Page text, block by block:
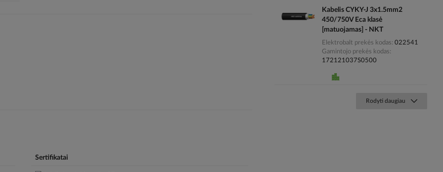
Sertifikatai
Kabelis CYKY-J 3x1.5mm2
450/750V Eca klasė
[matuojamas] - NKT
Elektrobalt prekės kodas 022541
Gamintojo prekės kodas
172121037S0500
Rodyti daugiau